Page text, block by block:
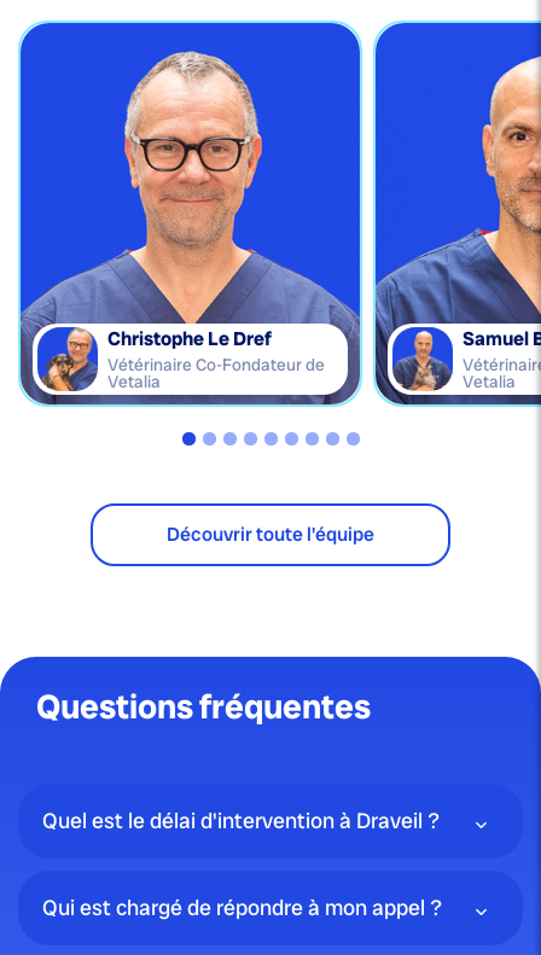
Christophe Le Dref
Vétérinaire Co-Fondateur de
Vetalia
Samuel
Vetalia
Découvrir toute l'équipe
Questions fréquentes
Quel est le délai d'intervention à Draveil ?
Qui est chargé de répondre à mon appel ?